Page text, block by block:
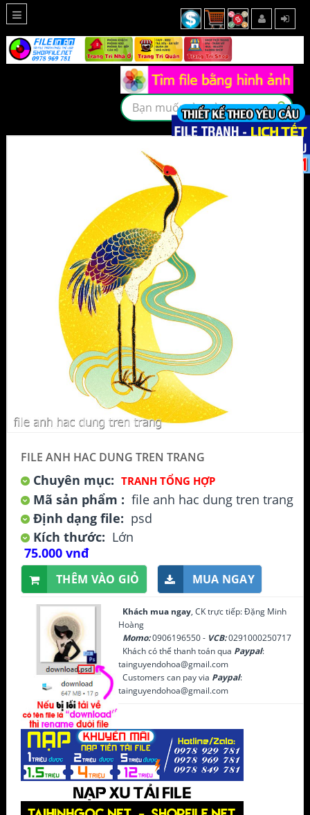
FILE ANH HAC DUNG TREN TRANG
Chuyên mục: TRANH TỔNG HỢP
Mã sản phẩm : file anh hac dung tren trang
Định dạng file: psd
Kích thước: Lớn
75.000 vnđ
THÊM VÀO GIỎ MUA NGAY
Khách mua ngay, CK trực tiếp: Đặng Minh
Hoàng
Momo:0906196550 - VCB:0291000250717
Khách có thể thanh toán qua Paypal:
tainguyendohoa@gmail.com
Customers can pay via Paypal:
tainguyendohoa@gmail.com